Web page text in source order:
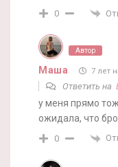
0
Автор
Маша 7 лет
Ответить на
у меня прямо
ожидала, что
0